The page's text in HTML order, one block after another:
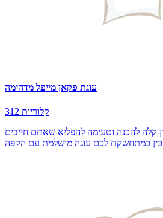
עוגת פקאן מייפל מדהימה
312 קלוריות
קלה להכנה וטעימה להפליא שאתם חייבים
כמתחשקת לכם עוגה מושלמת עם הקפה